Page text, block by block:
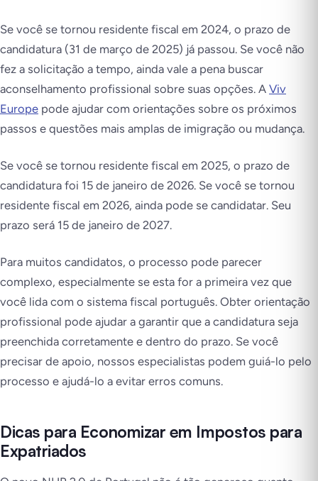
Se você se tornou residente fiscal em 2024, o prazo de
candidatura (31 de março de 2025) já passou. Se você não
fez a solicitação a tempo, ainda vale a pena buscar
aconselhamento profissional sobre suas opções. A Viv
Europe pode ajudar com orientações sobre os próximos
passos e questões mais amplas de imigração ou mudança.
Se você se tornou residente fiscal em 2025, o prazo de
candidatura foi 15 de janeiro de 2026. Se você se tornou
residente fiscal em 2026, ainda pode se candidatar. Seu
prazo será 15 de janeiro de 2027.
Para muitos candidatos, o processo pode parecer
complexo, especialmente se esta for a primeira vez que
você lida com o sistema fiscal português. Obter orientação
profissional pode ajudar a garantir que a candidatura seja
preenchida corretamente e dentro do prazo. Se você
precisar de apoio, nossos especialistas podem guiá-lo pelo
processo e ajudá-lo a evitar erros comuns.
Dicas para Economizar em Impostos para
Expatriados